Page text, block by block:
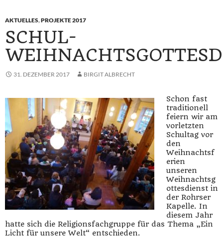
AKTUELLES,PROJEKTE 2017
SCHUL-
31. DEZEMBER 2017 BIRGIT ALBRECHT
Schon fast
traditionell
feiern wir am
vorletzten
Schultag vor
den
Weihnachtsf
erien
unseren
Weihnachtsg
ottesdienst in
der Rohrser
Kapelle. In
diesem Jahr
hatte sich die Religionsfachgruppe für das Thema „Ein
Licht für unsere Welt“ entschieden.